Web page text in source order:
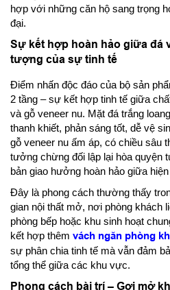
hợp với những căn hộ sang trọng
đại.
Sự kết hợp hoàn hảo giữa đá
tượng của sự tinh tế
Điểm nhấn độc đáo của bộ sản
2 tầng – sự kết hợp tinh tế giữa
và gỗ veneer nu. Mặt đá trắng
thanh khiết, phản sáng tốt, dễ vệ
gỗ veneer nu ấm áp, có chiều sâu
tưởng chừng đối lập lại hòa quyện
bản giao hưởng hoàn hảo giữa
Đây là phong cách thường thấy
gian nội thất mở, nơi phòng khách
phòng bếp hoặc khu sinh hoạt
kết hợp thêm vách ngăn phòng
sự phân chia tinh tế mà vẫn đảm
tổng thể giữa các khu vực.
Phong cách bài trí – Gợi mở